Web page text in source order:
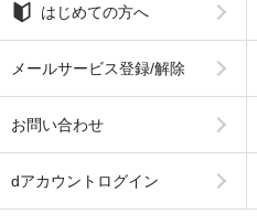
はじめての方へ
メールサービス登録/解除
お問い合わせ
dアカウントログイン